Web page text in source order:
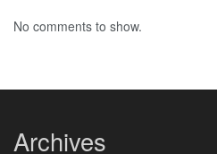
No comments to show.
Archives